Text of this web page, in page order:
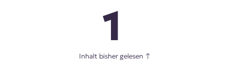
1
Inhalt bisher gelesen ↑